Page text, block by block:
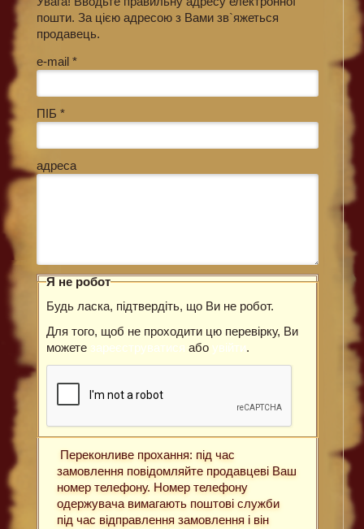
пошти. За цією адресою з Вами зв`яжеться
продавець.
e-mail *
ПІБ *
адреса
Я не робот
Будь ласка, підтвердіть, що Ви не робот.
Для того, щоб не проходити цю перевірку, Ви
можете зареєструватися або увійти.
Переконливе прохання: під час
замовлення повідомляйте продавцеві Ваш
номер телефону. Номер телефону
одержувача вимагають поштові служби
під час відправлення замовлення і він